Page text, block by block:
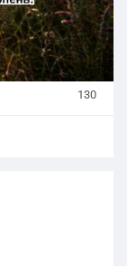
130